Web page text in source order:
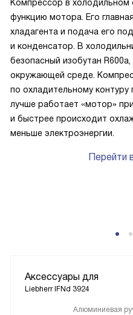
Компрессор в холодильном
функцию мотора. Его
хладагента и подача его
и конденсатор. В
безопасный изобутан
окружающей среде.
по охладительному контуру
лучше работает «мотор»
и быстрее происходит
меньше электроэнергии.
Перейти
Аксессуары для
Liebherr IFNd 3924
Алюминиевая